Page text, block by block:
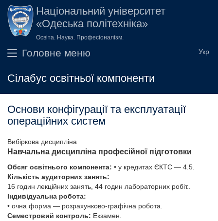
Перейти до основного вмісту
Національний університет
«Одеська політехніка»
Освіта. Наука. Професіоналізм.
Головне меню
Сілабус освітньої компоненти
Основи конфігурації та експлуатації
операційних систем
Вибіркова дисципліна
Навчальна дисципліна професійної підготовки
Обсяг освітнього компонента: • у кредитах ЄКТС — 4.5.
Кількість аудиторних занять:
16 годин лекційних занять, 44 годин лабораторних робіт..
Індивідуальна робота:
• очна форма — розрахунково-графічна робота.
Семестровий контроль: Екзамен.